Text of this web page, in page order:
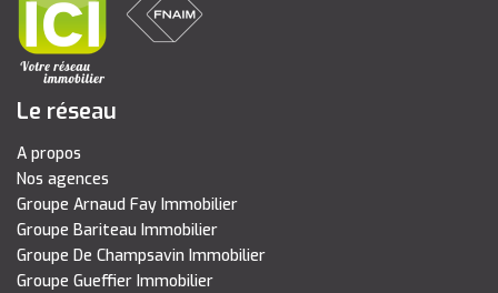
Le réseau
A propos
Nos agences
Groupe Arnaud Fay Immobilier
Groupe Bariteau Immobilier
Groupe De Champsavin Immobilier
Groupe Gueffier Immobilier